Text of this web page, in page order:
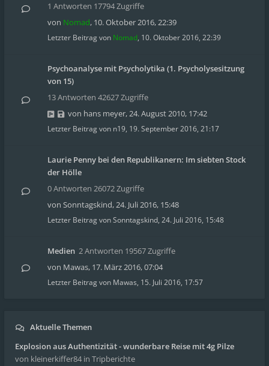
1 Antworten 17794 Zugriffe
von Nomad, 10. Oktober 2016, 22:39
Letzter Beitrag von Nomad, 10. Oktober 2016, 22:39
Psychoanalyse mit Psycholytika (1. Psycholysesitzung
von 15)
13 Antworten 42627 Zugriffe
von hans meyer,24. August 2010, 17:42
Letzter Beitrag von n19, 19. September 2016, 21:17
Laurie Penny bei den Republikanern: Im siebten Stock
der Hölle
0 Antworten 26072 Zugriffe
von Sonntagskind,24. Juli 2016, 15:48
Letzter Beitrag vonSonntagskind, 24. Juli 2016, 15:48
Medien 2 Antworten 19567 Zugriffe
von Mawas, 17. März 2016, 07:04
Letzter Beitrag von Mawas, 15. Juli 2016, 17:57
Aktuelle Themen
Explosion aus Authentizität - wunderbare Reise mit 4g Pilze
von kleinerkiffer84 in Tripberichte